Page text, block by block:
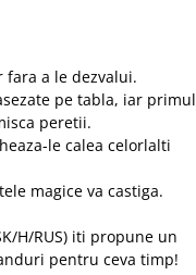
a le dezvalui.
pe tabla, iar primul
peretii.
le calea celorlalti
magice va castiga.
H/RUS) iti propune un
pentru ceva timp!